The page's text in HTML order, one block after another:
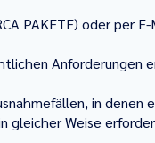
PAKETE) oder per
Anforderungen
in
Weise